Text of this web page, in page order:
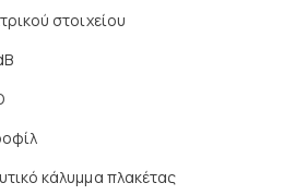
στοιχείου
κάλυμμα πλακέτας